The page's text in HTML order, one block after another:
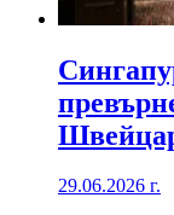
29.06.2026 г.